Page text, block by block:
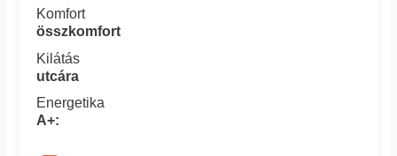
Komfort
összkomfort
Kilátás
utcára
Energetika
A+: